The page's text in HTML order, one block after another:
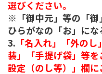
選びください。
※「御中元」等の「御
ひらがなの「お」にな
3. 「名入れ」「外の
装」「手提げ袋」等
設定（のし等）」欄